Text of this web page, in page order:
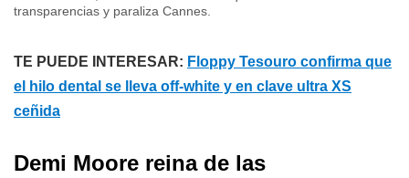
transparencias y paraliza Cannes.
TE PUEDE INTERESAR: Floppy Tesouro confirma que
el hilo dental se lleva off-white y en clave ultra XS
ceñida
Demi Moore reina de las